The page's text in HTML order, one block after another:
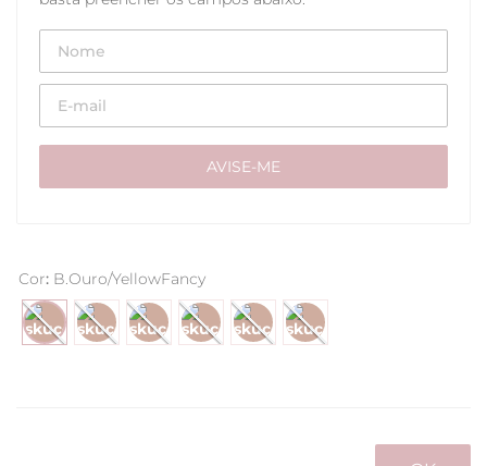
Cor: B.Ouro/YellowFancy